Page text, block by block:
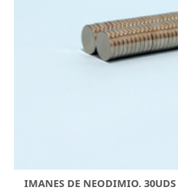
IMANES DE NEODIMIO. 30UDS